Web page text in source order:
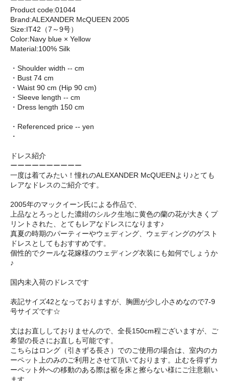
Product code:01044
Brand:ALEXANDER McQUEEN 2005
Size:IT42（7～9号）
Color:Navy blue × Yellow
Material:100% Silk
・Shoulder width -- cm
・Bust 74 cm
・Waist 90 cm (Hip 90 cm)
・Sleeve length -- cm
・Dress length 150 cm
・Referenced price -- yen
・
ドレス紹介
ーーーーーーーーーー
一度は着てみたい！憧れのALEXANDER McQUEENより♪とても
レアなドレスのご紹介です。
2005年のマックイーン氏による作品で、
上品なとろっとした濃紺のシルク生地に黄色の蘭の花が大きくプ
リントされた、とてもレアなドレスになります♪
真夏の時期のパーティーやウェディング、ウェディングのゲスト
ドレスとしてもおすすめです。
個性的でクールな花嫁様のウェディング衣装にも如何でしょうか
♪
国内未入荷のドレスです
表記サイズ42となっておりますが、胸囲が少し小さめなので7-9
号サイズです☆
丈はお直ししておりませんので、全長150cm程ございますが、ご
希望の長さにお直しも可能です。
こちらはロング（引きずる長さ）でのご使用の場合は、室内のカ
ーペット上のみのご利用とさせて頂いております。止むを得ずカ
ーペット外への移動のある際は裾を床と擦らない様にご注意願い